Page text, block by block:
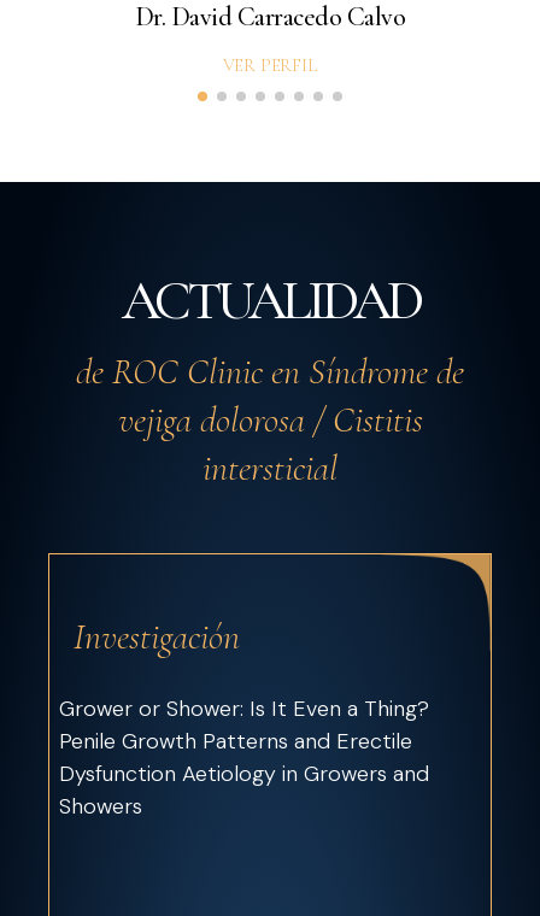
Dr. David Carracedo Calvo
VER PERFIL
ACTUALIDAD
de ROC Clinic en Síndrome de
vejiga dolorosa / Cistitis
intersticial
Investigación
Grower or Shower: Is It Even a Thing?
Penile Growth Patterns and Erectile
Dysfunction Aetiology in Growers and
Showers